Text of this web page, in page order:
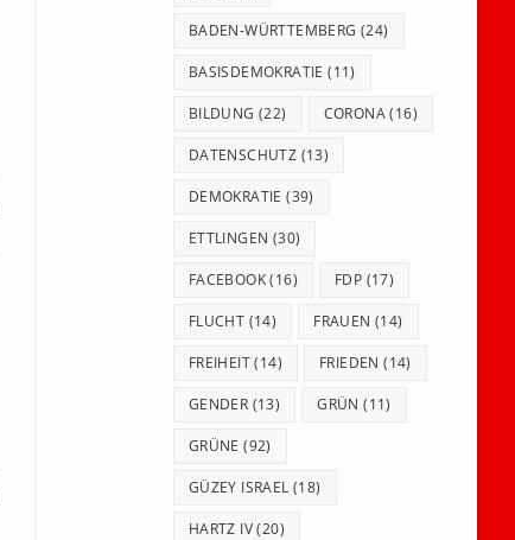
BADEN-WÜRTTEMBERG (24)
BASISDEMOKRATIE (11)
BILDUNG (22) CORONA(16)
DATENSCHUTZ (13)
DEMOKRATIE (39)
ETTLINGEN (30)
FACEBOOK(16) FDP (17)
FLUCHT (14) FRAUEN (14)
FREIHEIT(14) FRIEDEN (14)
GENDER (13) GRÜN (11)
GRÜNE (92)
GÜZEY ISRAEL (18)
HARTZ IV(20)